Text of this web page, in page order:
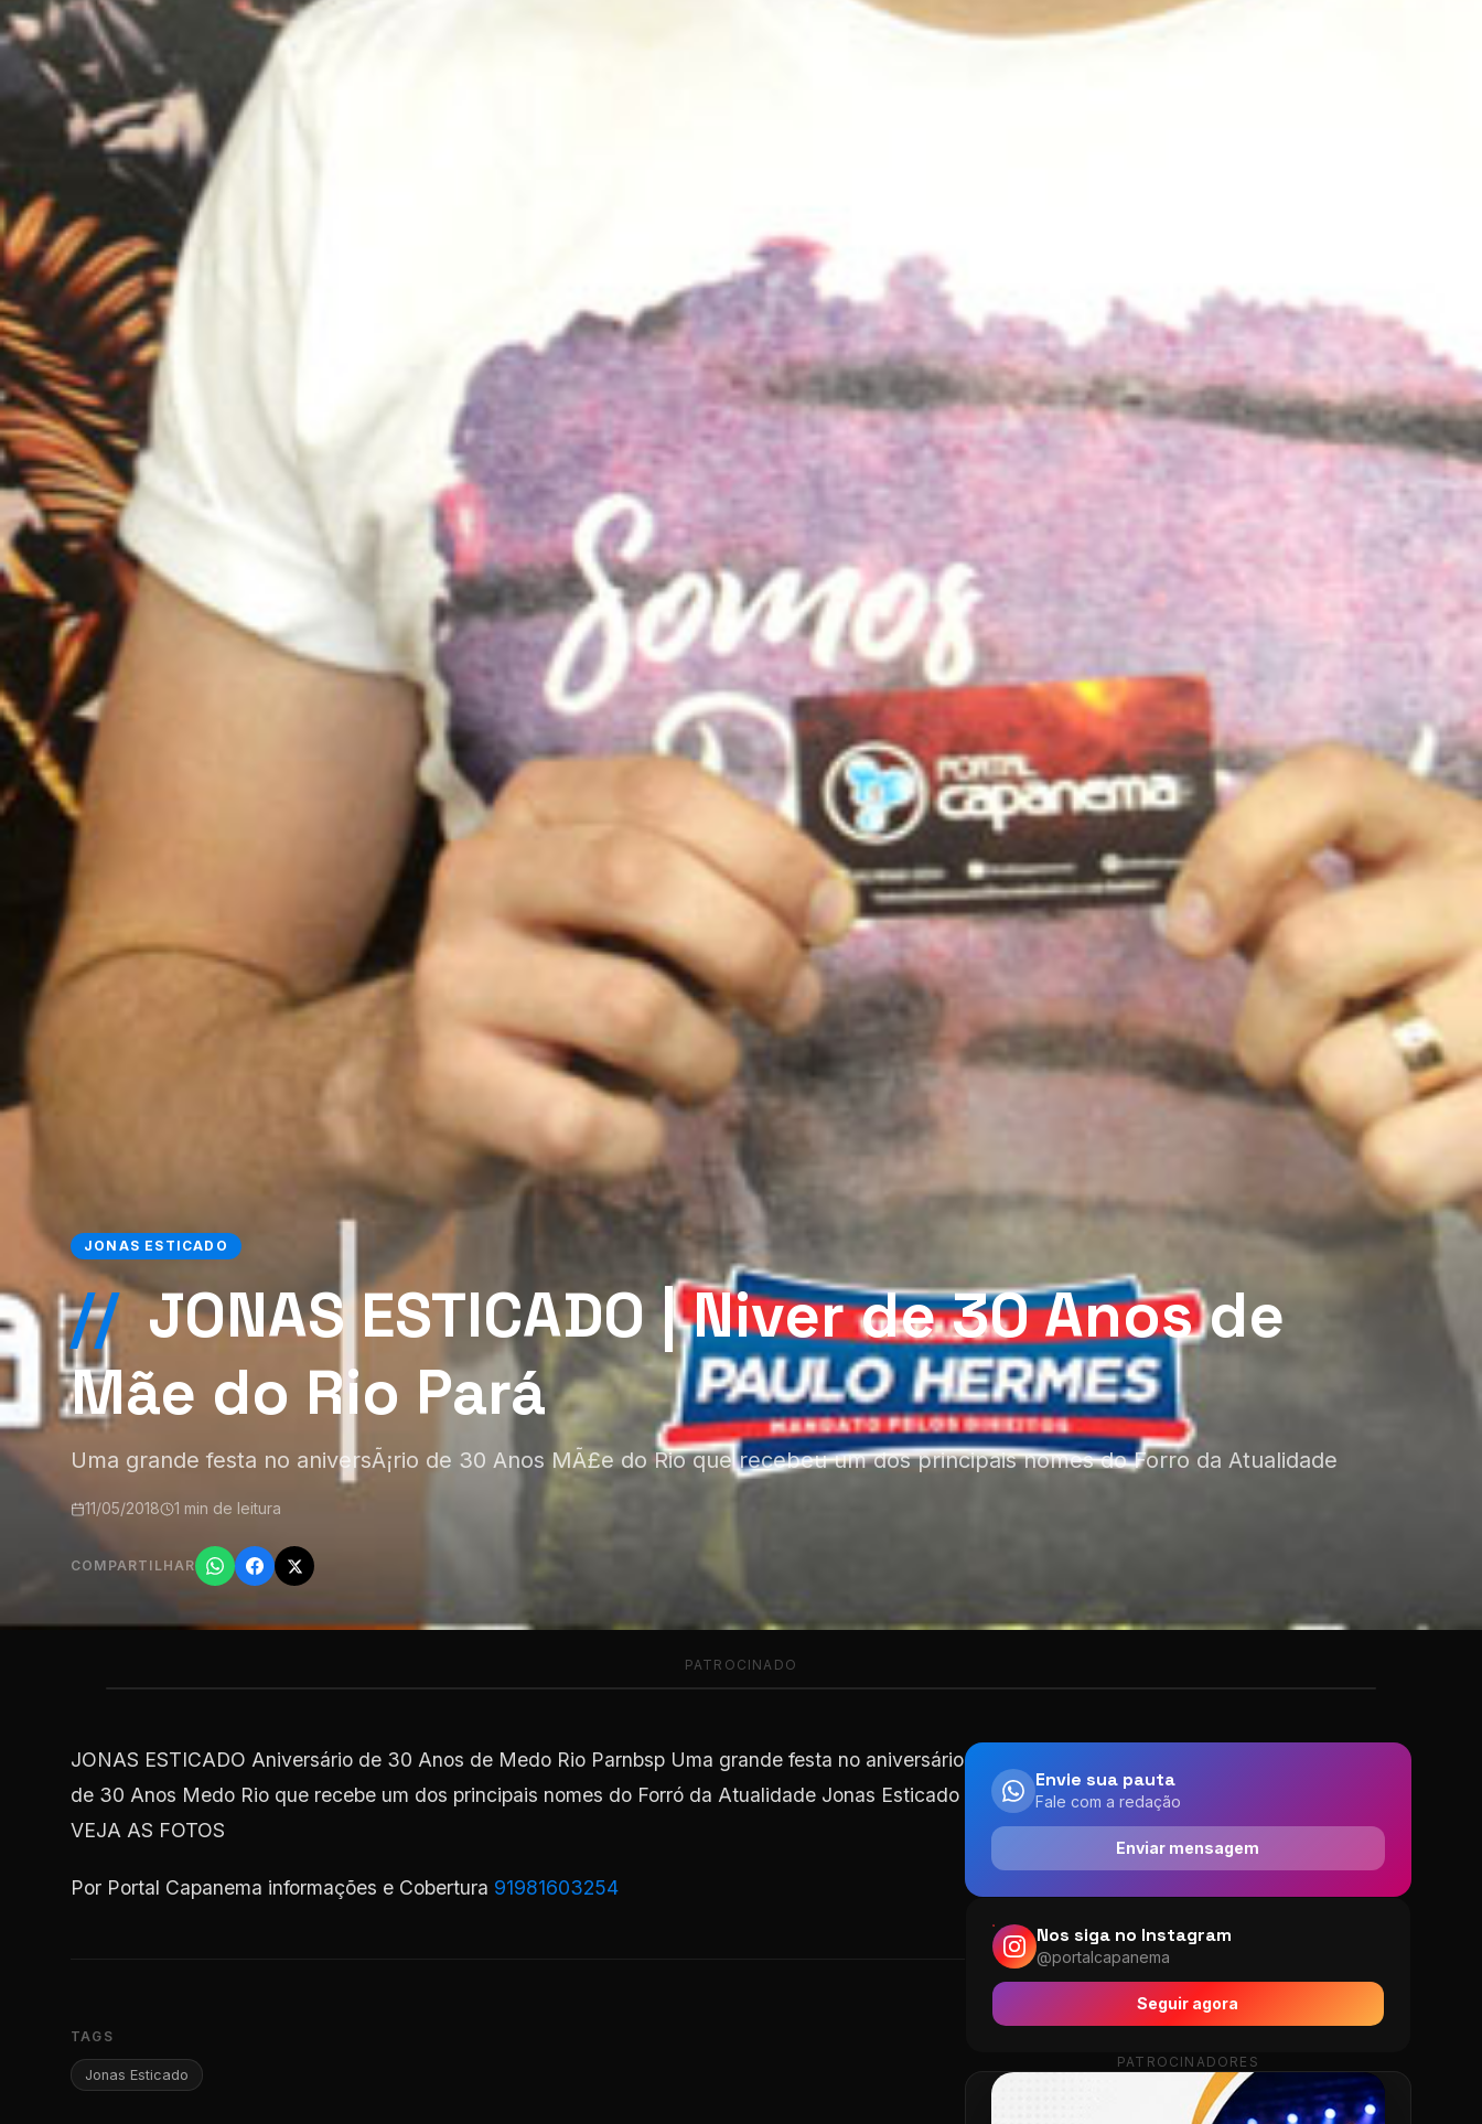
JONAS ESTICADO
//JONAS ESTICADO | Niver de 30 Anos de
Mãe do Rio Pará
Uma grande festa no aniversÃ¡rio de 30 Anos MÃ£e do Rio que recebeu um dos principais nomes do Forro da Atualidade
11/05/2018 1 min de leitura
COMPARTILHAR
PATROCINADO
JONAS ESTICADO Aniversário de 30 Anos de Medo Rio Parnbsp Uma grande festa no aniversário
de 30 Anos Medo Rio que recebe um dos principais nomes do Forró da Atualidade Jonas Esticado
VEJA AS FOTOS
Por Portal Capanema informações e Cobertura 91981603254
TAGS
Jonas Esticado
Envie sua pauta
Fale com a redação
Enviar mensagem
Nos siga no Instagram
@portalcapanema
Seguir agora
PATROCINADORES